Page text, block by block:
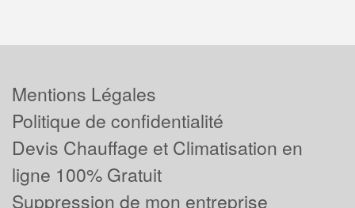
Mentions Légales
Politique de confidentialité
Devis Chauffage et Climatisation en
ligne 100% Gratuit
Suppression de mon entreprise